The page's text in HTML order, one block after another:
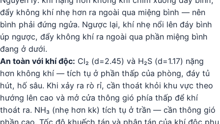
đẩy không khí nhẹ hơn ra ngoài qua miệng bình — nên
bình phải đứng ngửa. Ngược lại, khí nhẹ nổi lên đáy bình
úp ngược, đẩy không khí ra ngoài qua phần miệng bình
đang ở dưới.
An toàn với khí độc: Cl₂ (d=2.45) và H₂S (d=1.17) nặng
hơn không khí — tích tụ ở phần thấp của phòng, đáy tủ
hút, hố sâu. Khi xảy ra rò rỉ, cần thoát khỏi khu vực theo
hướng lên cao và mở cửa thông gió phía thấp để khí
thoát ra. NH₃ (nhẹ hơn kk) tích tụ ở trần — cần thông gió